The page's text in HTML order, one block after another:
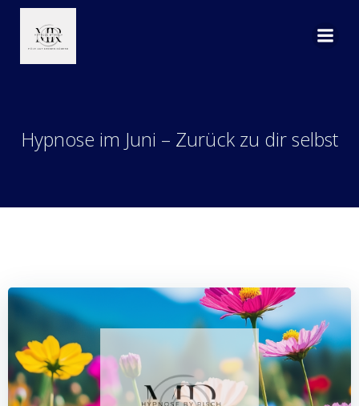
Hypnose im Juni – Zurück zu dir selbst